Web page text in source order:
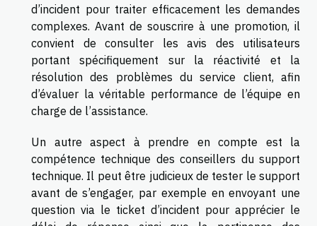
d’incident pour traiter efficacement les demandes
complexes. Avant de souscrire à une promotion, il
convient de consulter les avis des utilisateurs
portant spécifiquement sur la réactivité et la
résolution des problèmes du service client, afin
d’évaluer la véritable performance de l’équipe en
charge de l’assistance.
Un autre aspect à prendre en compte est la
compétence technique des conseillers du support
technique. Il peut être judicieux de tester le support
avant de s’engager, par exemple en envoyant une
question via le ticket d’incident pour apprécier le